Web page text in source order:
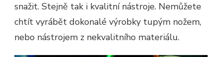
snažit. Stejně tak i kvalitní nástroje. Nemůžete
chtít vyrábět dokonalé výrobky tupým nožem,
nebo nástrojem z nekvalitního materiálu.